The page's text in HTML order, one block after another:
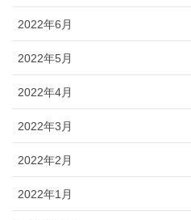
2022年6月
2022年5月
2022年4月
2022年3月
2022年2月
2022年1月